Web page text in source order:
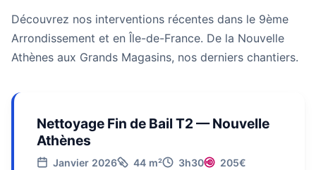
Découvrez nos interventions récentes dans le 9ème
Arrondissement et en Île-de-France. De la Nouvelle
Athènes aux Grands Magasins, nos derniers chantiers.
Nettoyage Fin de Bail T2 — Nouvelle
Athènes
Janvier 2026 44 m² 3h30 205€